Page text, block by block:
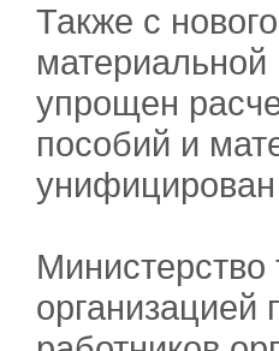
Также с
упрощен
пособий и
организацией